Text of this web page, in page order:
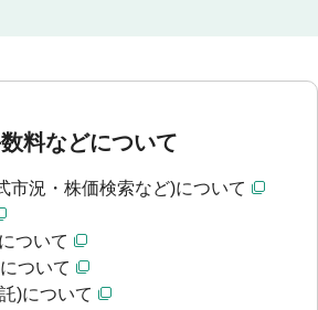
料などについて
市況・株価検索など)について
ついて
ついて
)について